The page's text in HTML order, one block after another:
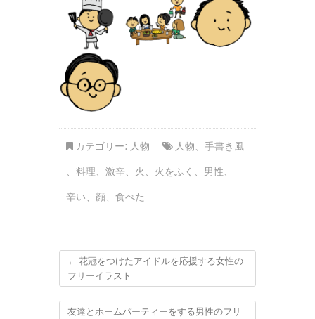
カテゴリー: 人物 人物、 手書き風
、 料理、 激辛、 火 、 火をふく 、 男性、
辛い、 顔、 食べた
← 花冠をつけたアイドルを応援する女性の
フリーイラスト
友達とホームパーティーをする男性のフリ